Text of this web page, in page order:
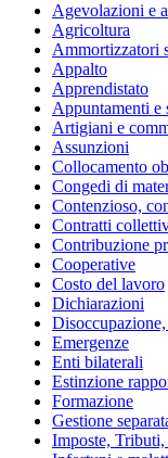
Agevolazioni e
Agricoltura
Ammortizzatori
Appalto
Apprendistato
Appuntamenti e
Artigiani e
Assunzioni
Collocamento
Congedi di
Contenzioso,
Contratti
Contribuzione
Cooperative
Costo del lavoro
Dichiarazioni
Emergenze
Enti bilaterali
Estinzione
Formazione
Gestione
Imposte, Tributi,